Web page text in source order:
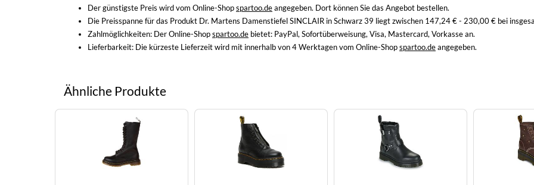
Der günstigste Preis wird vom Online-Shopspartoo.deangegeben. Dort können Sie das Angebot bestellen.
Die Preisspanne für das Produkt Dr. Martens Damenstiefel SINCLAIR in Schwarz 39 liegt zwischen 147,24 € - 230,00 € bei
Zahlmöglichkeiten: Der Online-Shopspartoo.de bietet: PayPal, Sofortüberweisung, Visa, Mastercard, Vorkasse an.
Lieferbarkeit: Die kürzeste Lieferzeit wird mit innerhalb von 4 Werktagen vom Online-Shopspartoo.deangegeben.
Ähnliche Produkte